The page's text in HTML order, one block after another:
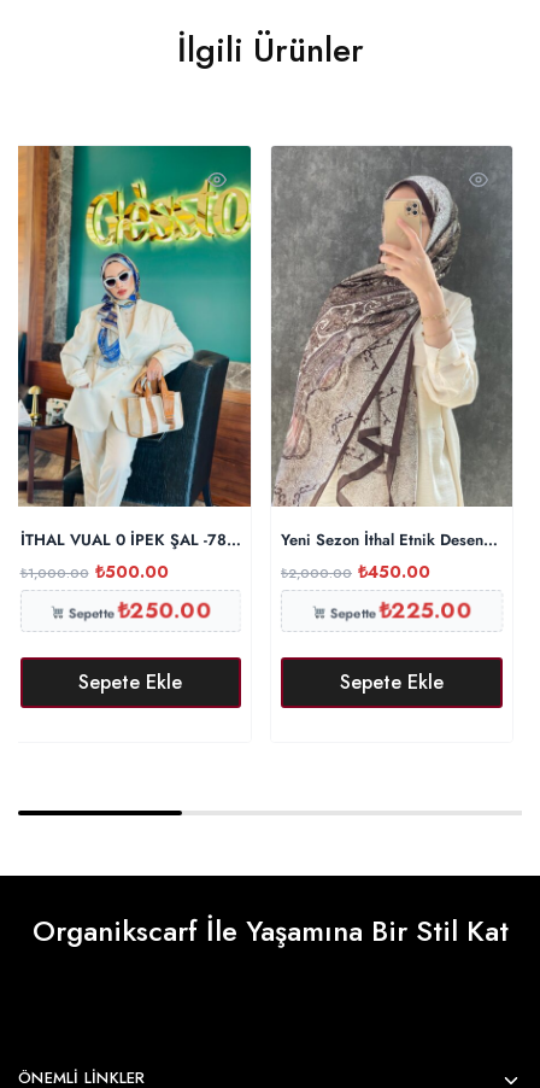
İlgili Ürünler
İTHAL VUAL 0 İPEK ŞAL -78963 saks/altın
₺1,000.00 ₺500.00
Sepette₺250.00
Sepete Ekle
Yeni Sezon İthal Etnik Desen Hint
₺2,000.00 ₺450.00
Sepette₺225.00
Sepete Ekle
Organikscarf İle Yaşamına Bir Stil Kat
ÖNEMLI LINKLER